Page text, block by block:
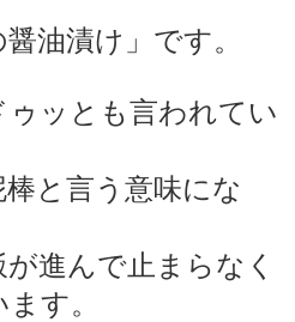
油漬け」です。
ッとも言われてい
と言う意味にな
進んで止まらなく
す。